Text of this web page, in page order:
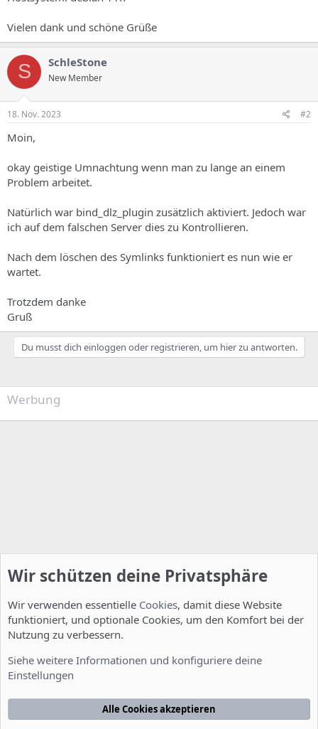
Vielen dank und schöne Grüße
S SchleStone
New Member
18. Nov. 2023 #2
Moin,
okay geistige Umnachtung wenn man zu lange an einem
Problem arbeitet.
Natürlich war bind_dlz_plugin zusätzlich aktiviert. Jedoch war
ich auf dem falschen Server dies zu Kontrollieren.
Nach dem löschen des Symlinks funktioniert es nun wie er
wartet.
Trotzdem danke
Gruß
Du musst dich einloggen oder registrieren, um hier zu antworten.
Werbung
Nutzungsbedingungen Datenschutzerklärung
Startseite
Wir schützen deine Privatsphäre
Wir verwenden essentielle Cookies, damit diese Website
funktioniert, und optionale Cookies, um den Komfort bei der
Nutzung zu verbessern.
Siehe weitere Informationen und konfiguriere deine
Einstellungen
Alle Cookies akzeptieren